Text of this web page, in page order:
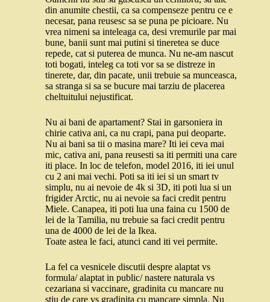
din anumite chestii, ca sa compenseze pentru ce e
necesar, pana reusesc sa se puna pe picioare. Nu
vrea nimeni sa inteleaga ca, desi vremurile par mai
bune, banii sunt mai putini si tineretea se duce
repede, cat si puterea de munca. Nu ne-am nascut
toti bogati, inteleg ca toti vor sa se distreze in
tinerete, dar, din pacate, unii trebuie sa munceasca,
sa stranga si sa se bucure mai tarziu de placerea
cheltuitului nejustificat.
Nu ai bani de apartament? Stai in garsoniera in
chirie cativa ani, ca nu crapi, pana pui deoparte.
Nu ai bani sa tii o masina mare? Iti iei ceva mai
mic, cativa ani, pana reusesti sa iti permiti una care
iti place. In loc de telefon, model 2016, iti iei unul
cu 2 ani mai vechi. Poti sa iti iei si un smart tv
simplu, nu ai nevoie de 4k si 3D, iti poti lua si un
frigider Arctic, nu ai nevoie sa faci credit pentru
Miele. Canapea, iti poti lua una faina cu 1500 de
lei de la Tamilia, nu trebuie sa faci credit pentru
una de 4000 de lei de la Ikea.
Toate astea le faci, atunci cand iti vei permite.
La fel ca vesnicele discutii despre alaptat vs
formula/ alaptat in public/ nastere naturala vs
cezariana si vaccinare, gradinita cu mancare nu
stiu de care vs gradinita cu mancare simpla. Nu